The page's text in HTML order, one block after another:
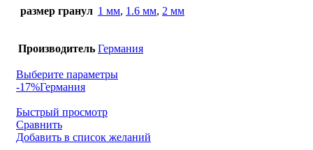
размер гранул 1 мм, 1.6 мм, 2 мм
Производитель Германия
Выберите параметры
-17%Германия
Быстрый просмотр
Сравнить
Добавить в список желаний